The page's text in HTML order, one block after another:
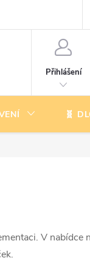
Přihlášení
🧬
V nabídce